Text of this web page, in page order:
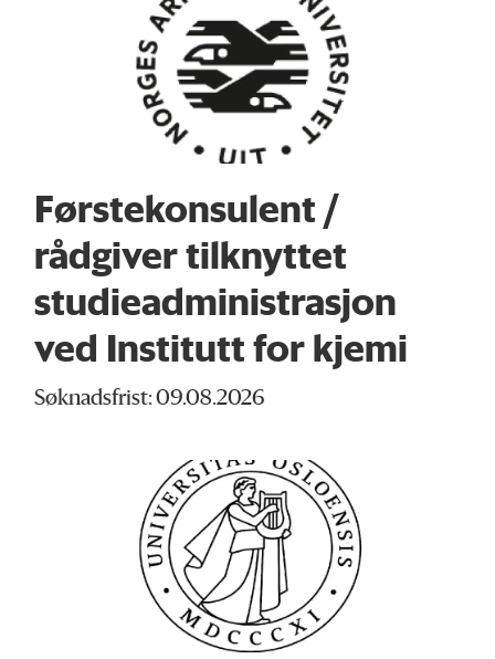
Førstekonsulent /
rådgiver tilknyttet
studieadministrasjon
ved Institutt for kjemi
Søknadsfrist: 09.08.2026